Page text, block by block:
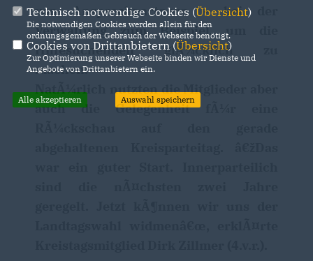
von Ansprechpartnern - bei der
Verwaltung zum Beispiel, um die
Hilfesuchenden glÃ¼cklich zu
machen.
NatÃ¼rlich nutzten die Mitglieder aber
auch die Gelegenheit fÃ¼r eine
Technisch notwendige Cookies (Übersicht)
Die notwendigen Cookies werden allein für den
ordnungsgemäßen Gebrauch der Webseite benötigt.
Cookies von Drittanbietern (Übersicht)
Zur Optimierung unserer Webseite binden wir Dienste und
Angebote von Drittanbietern ein.
Alle akzeptieren Auswahl speichern